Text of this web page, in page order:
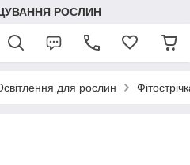
РОСЛИН
для рослин